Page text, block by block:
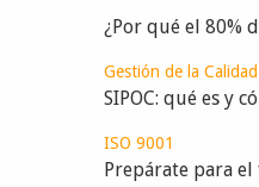
¿Por qué el 80%
Gestión de la Calidad
SIPOC: qué es y
ISO 9001
Prepárate para